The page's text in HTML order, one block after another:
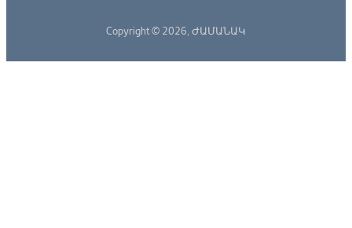
Copyright © 2026, ԺԱՄԱՆԱԿ